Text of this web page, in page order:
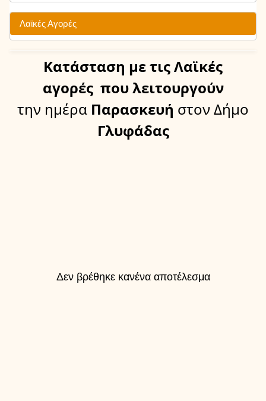
Λαϊκές Αγορές
Κατάσταση με τις Λαϊκές
αγορές που λειτουργούν
την ημέρα Παρασκευή στον Δήμο
Γλυφάδας
Δεν βρέθηκε κανένα αποτέλεσμα